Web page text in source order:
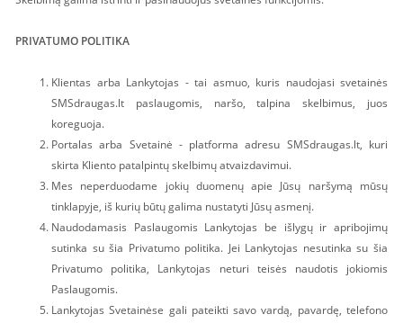
PRIVATUMO POLITIKA
Klientas arba Lankytojas - tai asmuo, kuris naudojasi svetainės
SMSdraugas.lt paslaugomis, naršo, talpina skelbimus, juos
koreguoja.
Portalas arba Svetainė - platforma adresu SMSdraugas.lt, kuri
skirta Kliento patalpintų skelbimų atvaizdavimui.
Mes neperduodame jokių duomenų apie Jūsų naršymą mūsų
tinklapyje, iš kurių būtų galima nustatyti Jūsų asmenį.
Naudodamasis Paslaugomis Lankytojas be išlygų ir apribojimų
sutinka su šia Privatumo politika. Jei Lankytojas nesutinka su šia
Privatumo politika, Lankytojas neturi teisės naudotis jokiomis
Paslaugomis.
Lankytojas Svetainėse gali pateikti savo vardą, pavardę, telefono